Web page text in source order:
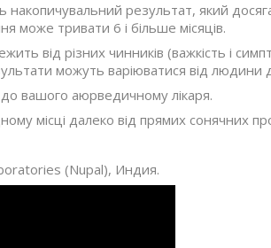
результат, який
може тривати 6 і більше місяців.
від різних чинників (важкість і
можуть варіюватися від
вашого аюрведичному лікаря.
місці далеко від прямих сонячних
(Nupal), Индия.